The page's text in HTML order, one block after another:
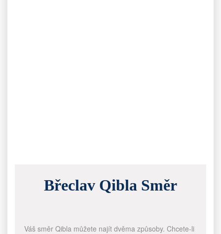
Břeclav Qibla Směr
Váš směr Qibla můžete najít dvěma způsoby. Chcete-li